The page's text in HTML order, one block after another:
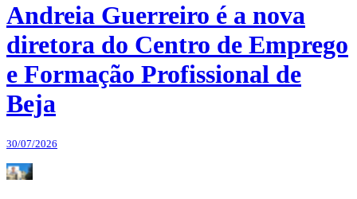
Andreia Guerreiro é a nova
diretora do Centro de Emprego
e Formação Profissional de
Beja
30/07/2026